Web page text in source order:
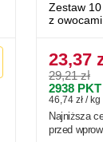
Zestaw
z
23,37
29,21 zł
2938 PKT
46,74 zł / kg
Najniższa
przed